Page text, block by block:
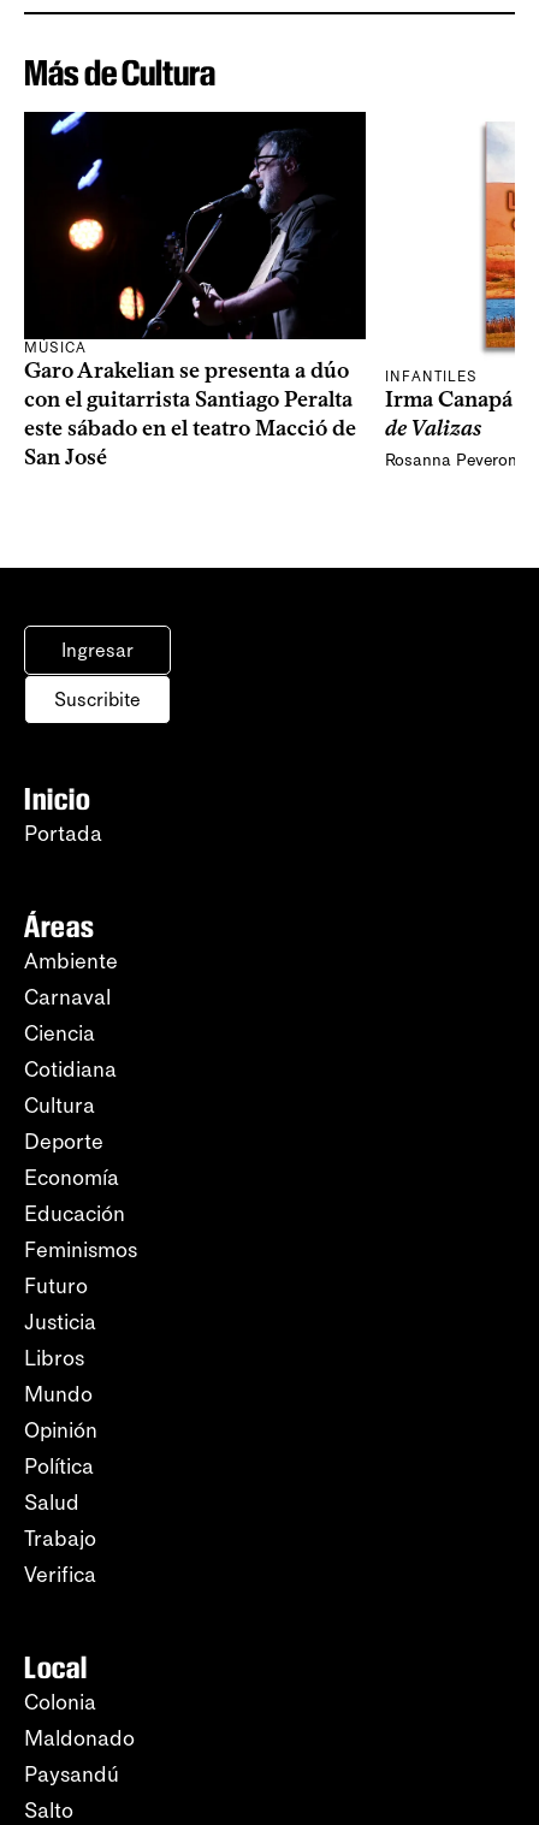
Más de Cultura
MÚSICA
Garo Arakelian se presenta a dúo
con el guitarrista Santiago Peralta
este sábado en el teatro Macció de
San José
INFANTILES
Irma Canapá
de Valizas
Rosanna Peveroni
Ingresar
Suscribite
Inicio
Portada
Áreas
Ambiente
Carnaval
Ciencia
Cotidiana
Cultura
Deporte
Economía
Educación
Feminismos
Futuro
Justicia
Libros
Mundo
Opinión
Política
Salud
Trabajo
Verifica
Local
Colonia
Maldonado
Paysandú
Salto